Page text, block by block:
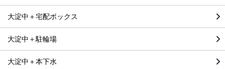
大淀中＋宅配ボックス
大淀中＋駐輪場
大淀中＋本下水